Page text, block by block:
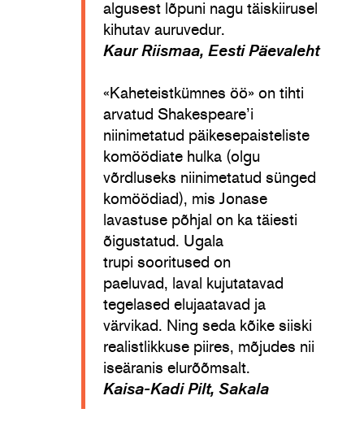
algusest lõpuni nagu täiskiirusel
kihutav auruvedur.
Kaur Riismaa, Eesti Päevaleht
«Kaheteistkümnes öö» on tihti
arvatud Shakespeare’i
niinimetatud päikesepaisteliste
komöödiate hulka (olgu
võrdluseks niinimetatud sünged
komöödiad), mis Jonase
lavastuse põhjal on ka täiesti
õigustatud. Ugala
trupi sooritused on
paeluvad, laval kujutatavad
tegelased elujaatavad ja
värvikad. Ning seda kõike siiski
realistlikkuse piires, mõjudes nii
iseäranis elurõõmsalt.
Kaisa-Kadi Pilt, Sakala